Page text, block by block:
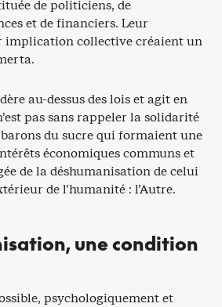
de politiciens, de
et de financiers. Leur
collective créaient un
au-dessus des lois et agit en
pas sans rappeler la solidarité
du sucre qui formaient une
économiques communs et
de la déshumanisation de celui
de l’humanité : l’Autre.
une condition
psychologiquement et